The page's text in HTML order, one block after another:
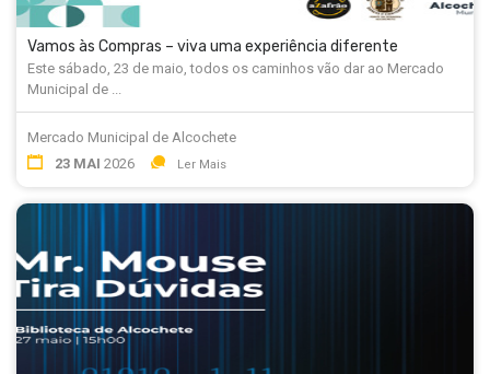
Vamos às Compras – viva uma experiência diferente
Este sábado, 23 de maio, todos os caminhos vão dar ao Mercado
Municipal de ...
Mercado Municipal de Alcochete
23 MAI 2026 Ler Mais